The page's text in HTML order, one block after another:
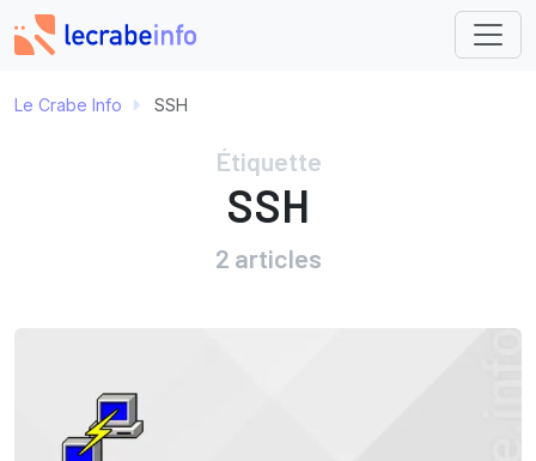
Le Crabe Info SSH
Étiquette
SSH
2 articles